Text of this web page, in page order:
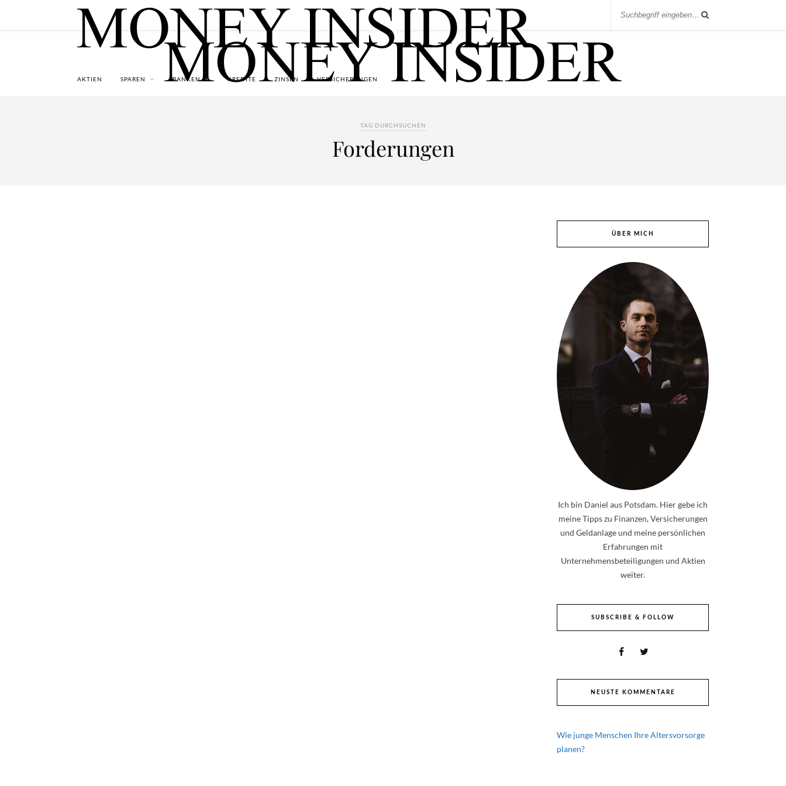
AKTIEN SPAREN BANKEN KREDITE ZINSEN VERSICHERUNGEN
TAG DURCHSUCHEN
Forderungen
ÜBER MICH
Ich bin Daniel aus Potsdam. Hier gebe ich
meine Tipps zu Finanzen, Versicherungen
und Geldanlage und meine persönlichen
Erfahrungen mit
Unternehmensbeteiligungen und Aktien
weiter.
SUBSCRIBE & FOLLOW
NEUSTE KOMMENTARE
Wie junge Menschen Ihre Altersvorsorge
planen?